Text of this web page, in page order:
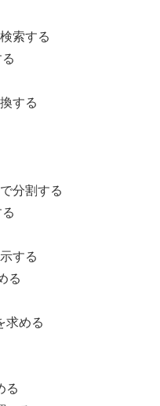
索する
する
分割する
する
る
める
る